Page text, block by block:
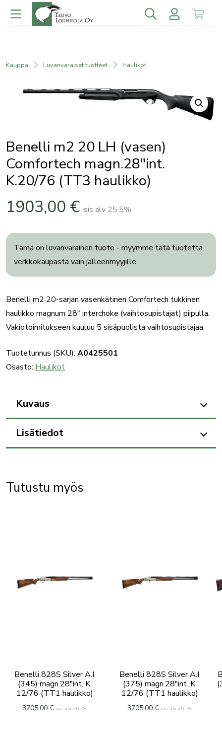
Kauppa Luvanvaraiset tuotteet Haulikot
Benelli m2 20 LH (vasen)
Comfortech magn.28″int.
K.20/76 (TT3 haulikko)
1903,00 € sis alv 25.5%
Tämä on luvanvarainen tuote - myymme tätä tuotetta
verkkokaupasta vain jälleenmyyjille.
Benelli m2 20-sarjan vasenkätinen Comfortech tukkinen
haulikko magnum 28″ interchoke (vaihtosupistajat) piipulla.
Vakiotoimitukseen kuuluu 5 sisäpuolista vaihtosupistajaa.
Tuotetunnus (SKU): A0425501
Osasto: Haulikot
Kuvaus
Lisätiedot
Tutustu myös
Benelli 828S Silver A.I.
(345) magn.28″int. K.
12/76 (TT1 haulikko)
3705,00 € sis alv 25.5%
Benelli 828S Silver A.I.
(375) magn.28″int. K.
12/76 (TT1 haulikko)
3705,00 € sis alv 25.5%